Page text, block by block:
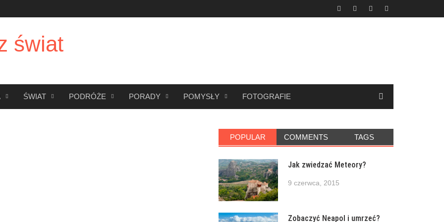
świat
ŚWIAT PODRÓŻE PORADY POMYSŁY FOTOGRAFIE
POPULAR COMMENTS TAGS
Jak zwiedzać Meteory?
9 czerwca, 2015
Zobaczyć Neapol i umrzeć?